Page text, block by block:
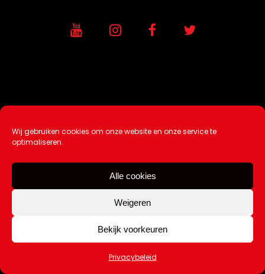
Wij gebruiken cookies om onze website en onze service te
optimaliseren.
Alle cookies
Weigeren
Bekijk voorkeuren
Privacybeleid
Ontwikkeling / Hosting doorAtSea
Disclaimer |Over Ons |Tip de redactie|
Contact
Copyright Kattuk.nl 2003-2026